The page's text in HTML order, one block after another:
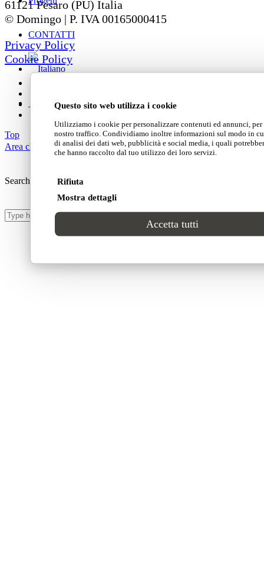
Questo sito web utilizza i cookie
Utilizziamo i cookie per personalizzare contenuti ed annunci,
nostro traffico. Condividiamo inoltre informazioni sul modo in
di analisi dei dati web, pubblicità e social media, i quali
che hanno raccolto dal tuo utilizzo dei loro servizi.
Rifiuta
Mostra dettagli
Accetta tutti
CONTATTI
Area clienti
Search Site
61121 Pesaro (PU) Italia
© Domingo | P. IVA 00165000415
Privacy Policy
Cookie Policy
Top